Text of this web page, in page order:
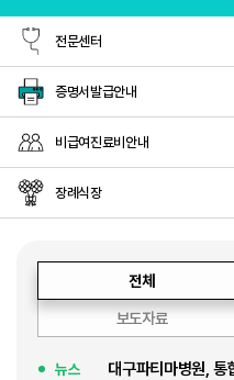
전문센터
증명서발급안내
비급여진료비안내
장례식장
전체
뉴스
보도자료